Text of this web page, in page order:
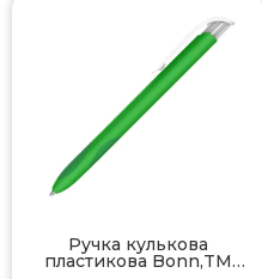
Ручка кулькова
пластикова Bonn,TM